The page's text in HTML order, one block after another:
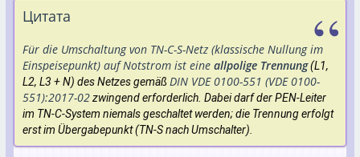
Цитата
Für die Umschaltung von TN-C-S-Netz (klassische Nullung im
Einspeisepunkt) auf Notstrom ist eine allpolige Trennung(L1,
L2, L3 + N) des Netzes gemäßDIN VDE 0100-551 (VDE 0100-
551):2017-02zwingend erforderlich. Dabei darf der PEN-Leiter
im TN-C-System niemals geschaltet werden; die Trennung erfolgt
erst im Übergabepunkt (TN-S nach Umschalter).